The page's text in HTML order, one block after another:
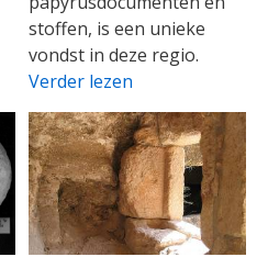
stoffen, is een unieke
vondst in deze regio.
Verder lezen